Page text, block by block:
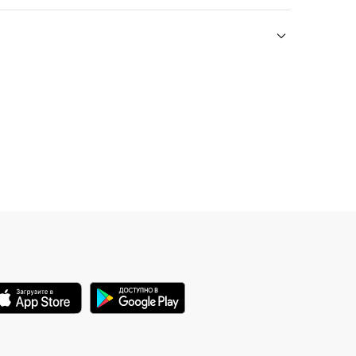
вобравший в себя литературу,